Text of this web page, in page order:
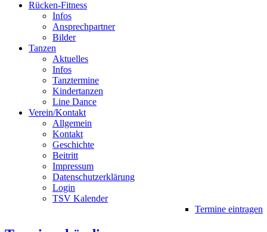
Rücken-Fitness
Infos
Ansprechpartner
Bilder
Tanzen
Aktuelles
Infos
Tanztermine
Kindertanzen
Line Dance
Verein/Kontakt
Allgemein
Kontakt
Geschichte
Beitritt
Impressum
Datenschutzerklärung
Login
TSV Kalender
Termine eintragen